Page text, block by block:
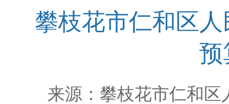
攀枝花市仁和区
预
来源： 攀枝花市仁和区